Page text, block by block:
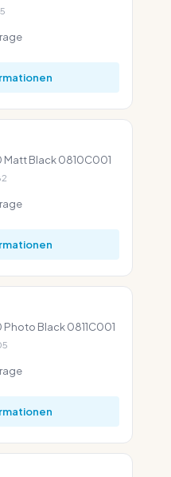
Matt Black 0810C001
Photo Black 0811C001